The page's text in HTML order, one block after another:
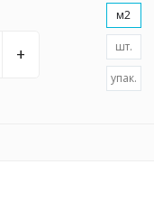
+
м2
шт.
упак.